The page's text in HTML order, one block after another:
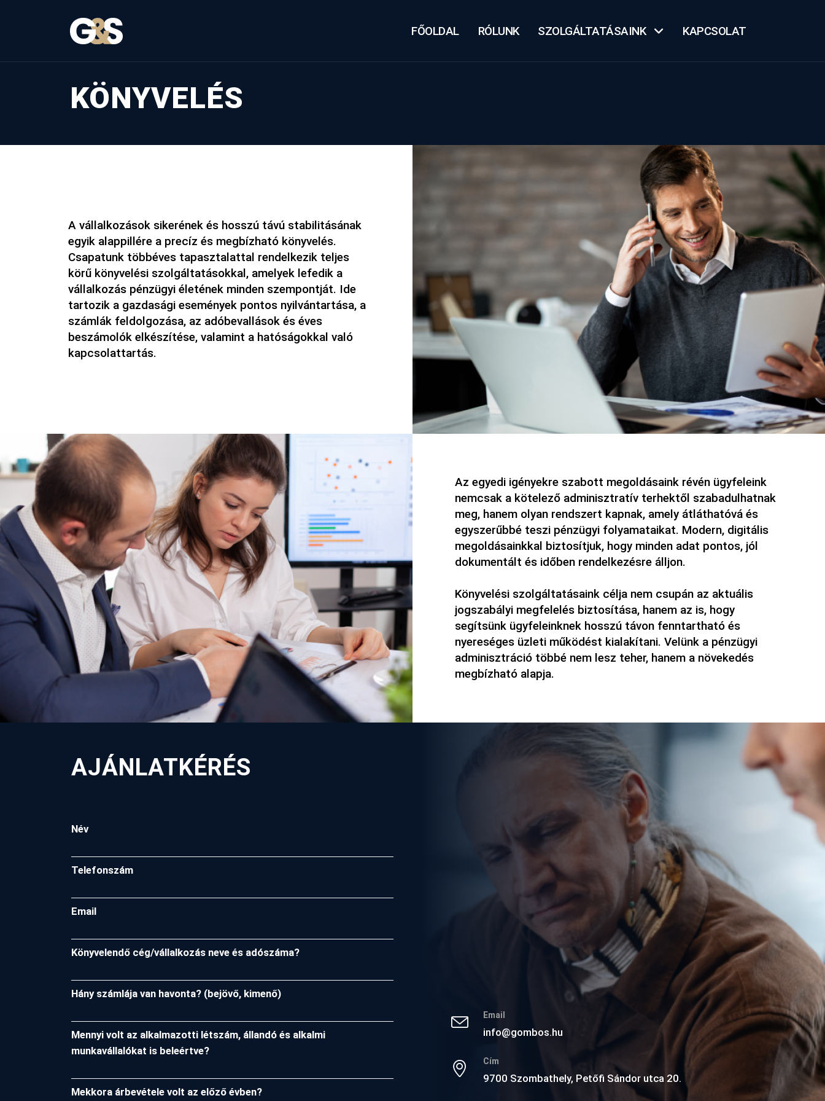
FŐOLDAL RÓLUNK SZOLGÁLTATÁSAINK KAPCSOLAT
KÖNYVELÉS
A vállalkozások sikerének és hosszú távú stabilitásának
egyik alappillére a precíz és megbízható könyvelés.
Csapatunk többéves tapasztalattal rendelkezik teljes
körű könyvelési szolgáltatásokkal, amelyek lefedik a
vállalkozás pénzügyi életének minden szempontját. Ide
tartozik a gazdasági események pontos nyilvántartása, a
számlák feldolgozása, az adóbevallások és éves
beszámolók elkészítése, valamint a hatóságokkal való
kapcsolattartás.
Az egyedi igényekre szabott megoldásaink révén ügyfeleink
nemcsak a kötelező adminisztratív terhektől szabadulhatnak
meg, hanem olyan rendszert kapnak, amely átláthatóvá és
egyszerűbbé teszi pénzügyi folyamataikat. Modern, digitális
megoldásainkkal biztosítjuk, hogy minden adat pontos, jól
dokumentált és időben rendelkezésre álljon.
Könyvelési szolgáltatásaink célja nem csupán az aktuális
jogszabályi megfelelés biztosítása, hanem az is, hogy
segítsünk ügyfeleinknek hosszú távon fenntartható és
nyereséges üzleti működést kialakítani. Velünk a pénzügyi
adminisztráció többé nem lesz teher, hanem a növekedés
megbízható alapja.
AJÁNLATKÉRÉS
Név
Telefonszám
Email
Könyvelendő cég/vállalkozás neve és adószáma?
Hány számlája van havonta? (bejövő, kimenő)
Mennyi volt az alkalmazotti létszám, állandó és alkalmi
munkavállalókat is beleértve?
Mekkora árbevétele volt az előző évben?
Email
info@gombos.hu
Cím
9700 Szombathely, Petőfi Sándor utca 20.